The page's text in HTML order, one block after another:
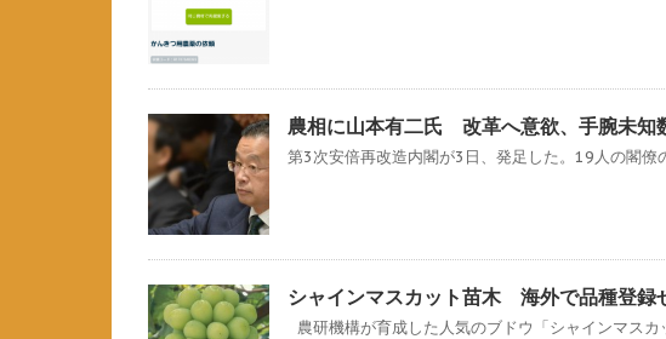
農相に山本有二氏 改革へ意欲、手腕未
第3次安倍再改造内閣が3日、発足した。19人の閣僚
シャインマスカット苗木 海外で品種登
農研機構が育成した人気のブドウ「シャインマスカ